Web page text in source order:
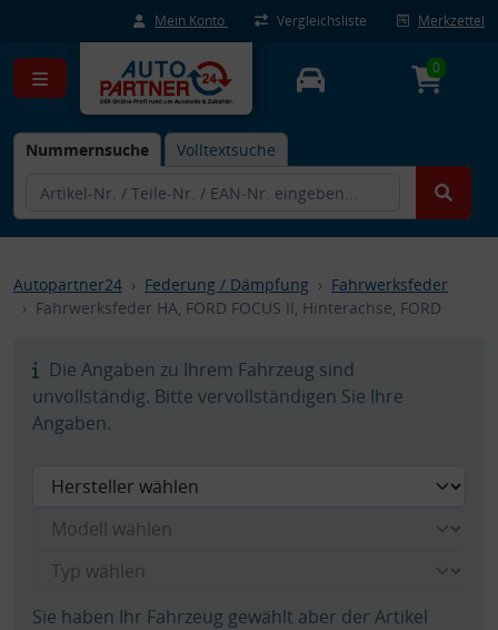
Mein Konto Vergleichsliste Merkzettel
Nummernsuche Volltextsuche
0
Autopartner24 Federung / Dämpfung
Fahrwerksfeder
Fahrwerksfeder HA, FORD FOCUS II, Hinterachse, FORD
Die Angaben zu Ihrem Fahrzeug sind
unvollständig. Bitte vervollständigen Sie Ihre
Angaben.
Sie haben Ihr Fahrzeug gewählt aber der Artikel